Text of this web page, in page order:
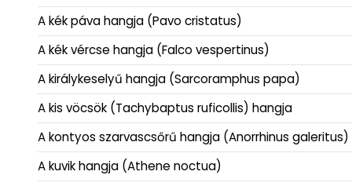
A kék páva hangja (Pavo cristatus)
A kék vércse hangja (Falco vespertinus)
A királykeselyű hangja (Sarcoramphus papa)
A kis vöcsök (Tachybaptus ruficollis) hangja
A kontyos szarvascsőrű hangja (Anorrhinus galeritus)
A kuvik hangja (Athene noctua)